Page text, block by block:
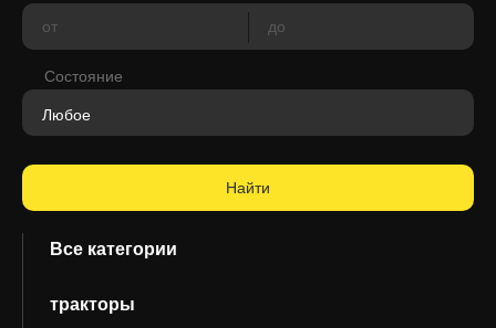
Waukesha(аналог)
Состояние
Все категории
тракторы